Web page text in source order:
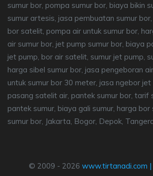
sumur bor, pompa sumur bor, biaya bikin
sumur artesis, jasa pembuatan sumur
bor satelit, pompa air untuk sumur bor,
air sumur bor, jet pump sumur bor, biaya
jet pump, bor air satelit, sumur jet pump,
harga sibel sumur bor, jasa pengeboran
untuk sumur bor 30 meter, jasa ngebor jet
pasang satelit air, pantek sumur bor, tarif
pantek sumur, biaya gali sumur, harga bor
sumur bor, Jakarta, Bogor, Depok,
© 2009 - 2026 www.tirtanadi.com |